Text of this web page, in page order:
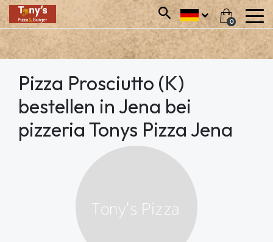
0
Pizza Prosciutto (K)
bestellen in Jena bei
pizzeria Tonys Pizza Jena